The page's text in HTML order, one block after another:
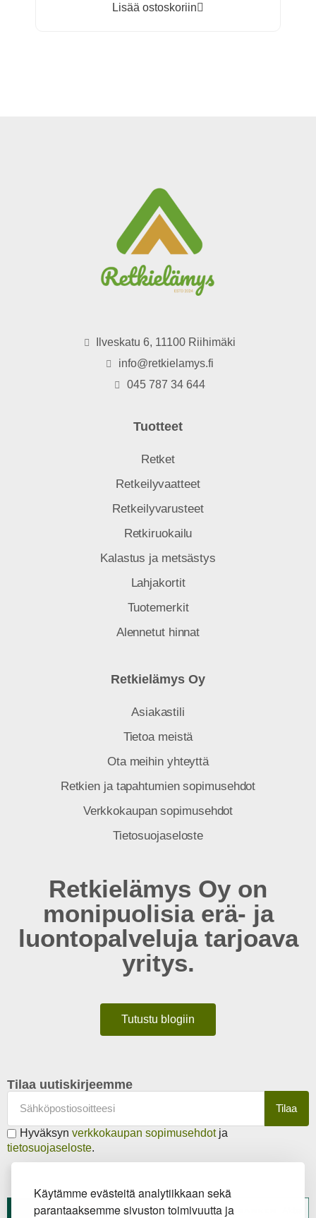
Käytämme evästeitä analytiikkaan sekä
parantaaksemme sivuston toimivuutta ja
Lisää ostoskoriin
Ilveskatu 6, 11100 Riihimäki
info@retkielamys.fi
045 787 34 644
Tuotteet
Retket
Retkeilyvaatteet
Retkeilyvarusteet
Retkiruokailu
Kalastus ja metsästys
Lahjakortit
Tuotemerkit
Alennetut hinnat
Retkielämys Oy
Asiakastili
Tietoa meistä
Ota meihin yhteyttä
Retkien ja tapahtumien sopimusehdot
Verkkokaupan sopimusehdot
Tietosuojaseloste
Retkielämys Oy on
monipuolisia erä- ja
luontopalveluja tarjoava
yritys.
Tutustu blogiin
Tilaa uutiskirjeemme
Tilaa
Hyväksyn verkkokaupan sopimusehdotja
tietosuojaseloste.